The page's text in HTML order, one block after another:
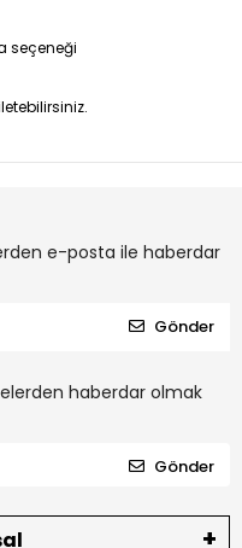
seçeneği
e-posta ile haberdar
Gönder
haberdar olmak
Gönder